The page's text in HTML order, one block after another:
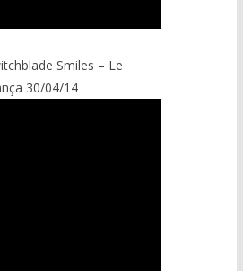
Smiles – Le
30/04/14